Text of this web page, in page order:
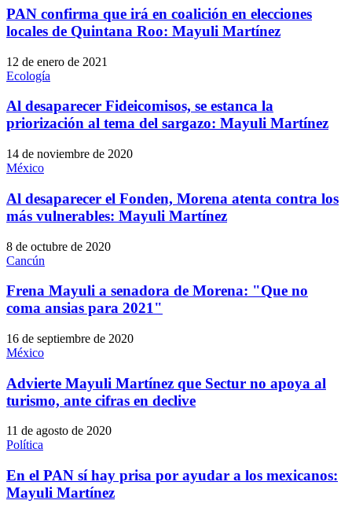
PAN confirma que irá en coalición en elecciones
locales de Quintana Roo: Mayuli Martínez
12 de enero de 2021
Ecología
Al desaparecer Fideicomisos, se estanca la
priorización al tema del sargazo: Mayuli Martínez
14 de noviembre de 2020
México
Al desaparecer el Fonden, Morena atenta contra los
más vulnerables: Mayuli Martínez
8 de octubre de 2020
Cancún
Frena Mayuli a senadora de Morena: "Que no
coma ansias para 2021"
16 de septiembre de 2020
México
Advierte Mayuli Martínez que Sectur no apoya al
turismo, ante cifras en declive
11 de agosto de 2020
Política
En el PAN sí hay prisa por ayudar a los mexicanos:
Mayuli Martínez